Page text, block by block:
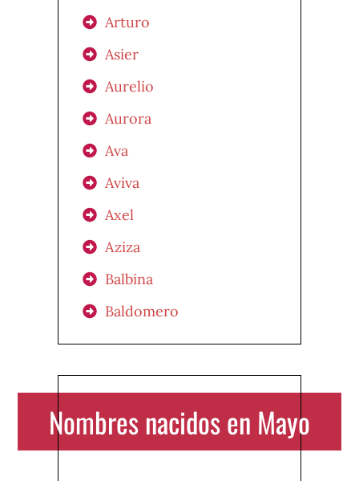
Arturo
Asier
Aurelio
Aurora
Ava
Aviva
Axel
Aziza
Balbina
Baldomero
Nombres nacidos en Mayo